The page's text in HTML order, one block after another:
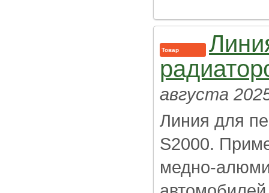
Товар
августа
Линия для
S2000.
медно-